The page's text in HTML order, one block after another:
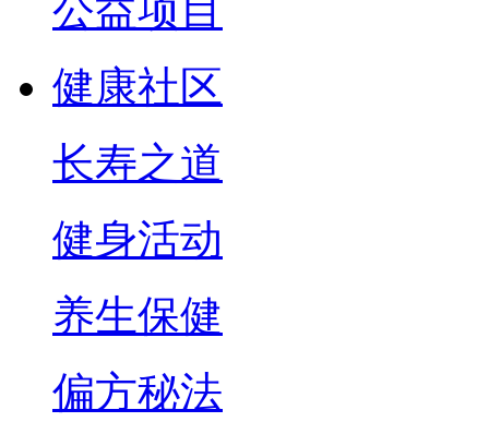
公益项目
健康社区
长寿之道
健身活动
养生保健
偏方秘法